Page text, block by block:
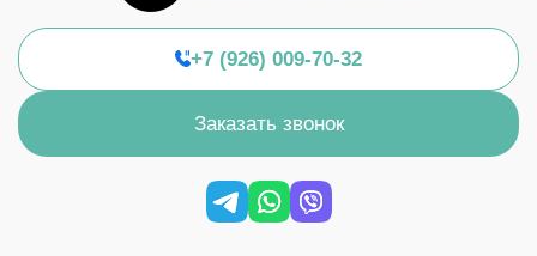
+7 (926) 009-70-32
Заказать звонок